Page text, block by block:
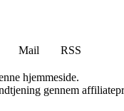
Mail
RSS
hjemmeside.
gennem